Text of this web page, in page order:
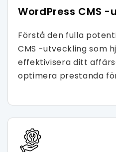
WordPress CMS
Förstå den fulla
CMS -utveckling som
effektivisera ditt
optimera prestanda